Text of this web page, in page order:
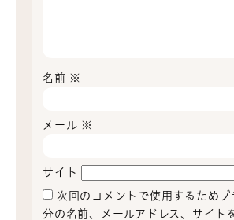
名前 ※
メール ※
サイト
次回のコメントで使用するためブ
分の名前、メールアドレス、サイト